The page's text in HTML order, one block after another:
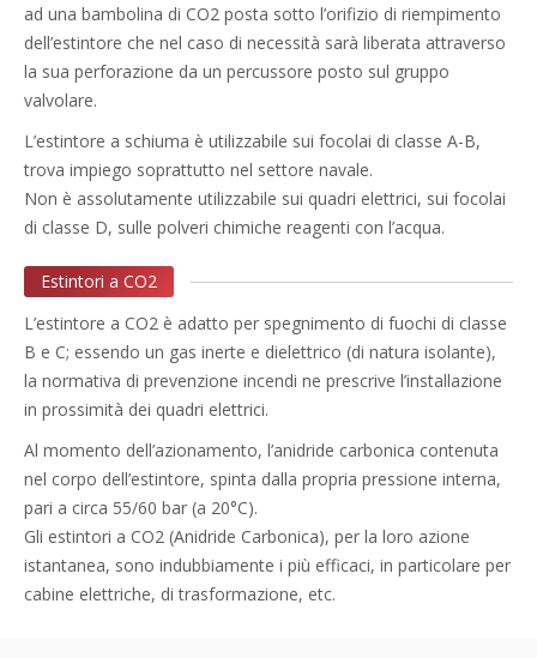
ad una bambolina di CO2 posta sotto l’orifizio di riempimento
dell’estintore che nel caso di necessità sarà liberata attraverso
la sua perforazione da un percussore posto sul gruppo
valvolare.
L’estintore a schiuma è utilizzabile sui focolai di classe A-B,
trova impiego soprattutto nel settore navale.
Non è assolutamente utilizzabile sui quadri elettrici, sui focolai
di classe D, sulle polveri chimiche reagenti con l’acqua.
Estintori a CO2
L’estintore a CO2 è adatto per spegnimento di fuochi di classe
B e C; essendo un gas inerte e dielettrico (di natura isolante),
la normativa di prevenzione incendi ne prescrive l’installazione
in prossimità dei quadri elettrici.
Al momento dell’azionamento, l’anidride carbonica contenuta
nel corpo dell’estintore, spinta dalla propria pressione interna,
pari a circa 55/60 bar (a 20°C).
Gli estintori a CO2 (Anidride Carbonica), per la loro azione
istantanea, sono indubbiamente i più efficaci, in particolare per
cabine elettriche, di trasformazione, etc.